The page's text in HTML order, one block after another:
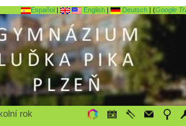
Español| English| Deutsch| (Google
rok